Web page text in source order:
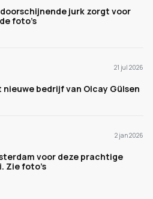
jurk zorgt voor
foto’s
21 jul 2026
bedrijf van Olcay Gülsen
2 jan 2026
voor deze prachtige
Zie foto’s